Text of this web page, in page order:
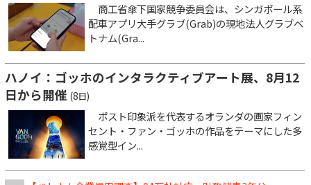
商工省傘下国家競争委員会は、シンガポール系
配車アプリ大手グラブ(Grab)の現地法人グラブベ
トナム(Gra...
ハノイ：ゴッホのインタラクティブアート展、8月12
日から開催 (8日)
ポスト印象派を代表するオランダの画家フィン
セント・ファン・ゴッホの作品をテーマにした多
感覚型イン...